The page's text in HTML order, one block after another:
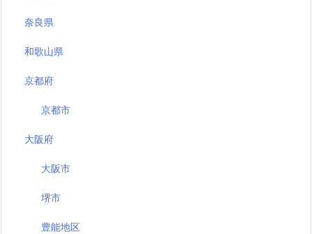
奈良県
和歌山県
京都府
京都市
大阪府
大阪市
堺市
豊能地区